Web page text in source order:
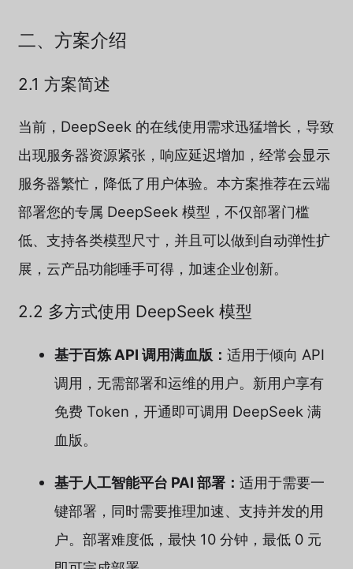
二、方案介绍
2.1 方案简述
当前，DeepSeek 的在线使用需求迅猛增长，导致
出现服务器资源紧张，响应延迟增加，经常会显示
服务器繁忙，降低了用户体验。本方案推荐在云端
部署您的专属 DeepSeek 模型，不仅部署门槛
低、支持各类模型尺寸，并且可以做到自动弹性扩
展，云产品功能唾手可得，加速企业创新。
2.2 多方式使用 DeepSeek 模型
基于百炼 API 调用满血版： 适用于倾向 API
调用，无需部署和运维的用户。新用户享有
免费 Token，开通即可调用 DeepSeek 满
血版。
基于人工智能平台 PAI 部署： 适用于需要一
键部署，同时需要推理加速、支持并发的用
户。部署难度低，最快 10 分钟，最低 0 元